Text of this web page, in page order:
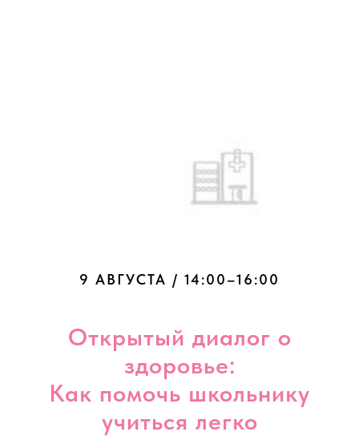
9 АВГУСТА / 14:00–16:00
Открытый диалог о
здоровье:
Как помочь школьнику
учиться легко